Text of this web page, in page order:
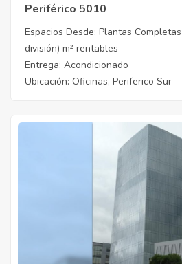
Periférico 5010
Espacios Desde: Plantas
división) m² rentables
Entrega: Acondicionado
Ubicación: Oficinas, Periferico Sur